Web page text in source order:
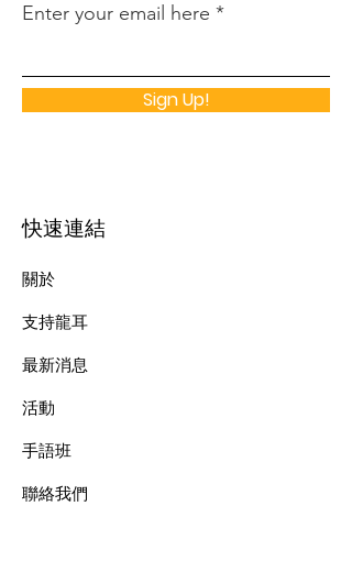
Enter your email here
Sign Up!
快速連結
關於
支持龍耳
最新消息
​活動
手語班
​聯絡我們